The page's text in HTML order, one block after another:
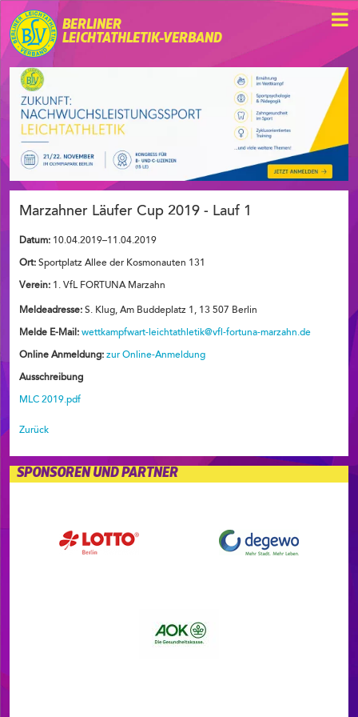
BERLINER
LEICHTATHLETIK-VERBAND
Marzahner Läufer Cup 2019 - Lauf 1
Datum: 10.04.2019–11.04.2019
Ort: Sportplatz Allee der Kosmonauten 131
Verein: 1. VfL FORTUNA Marzahn
Meldeadresse: S. Klug, Am Buddeplatz 1, 13 507 Berlin
Melde E-Mail: wettkampfwart-leichtathletik@vfl-fortuna-marzahn.de
Online Anmeldung: zur Online-Anmeldung
Ausschreibung
MLC 2019.pdf
Zurück
SPONSOREN UND PARTNER